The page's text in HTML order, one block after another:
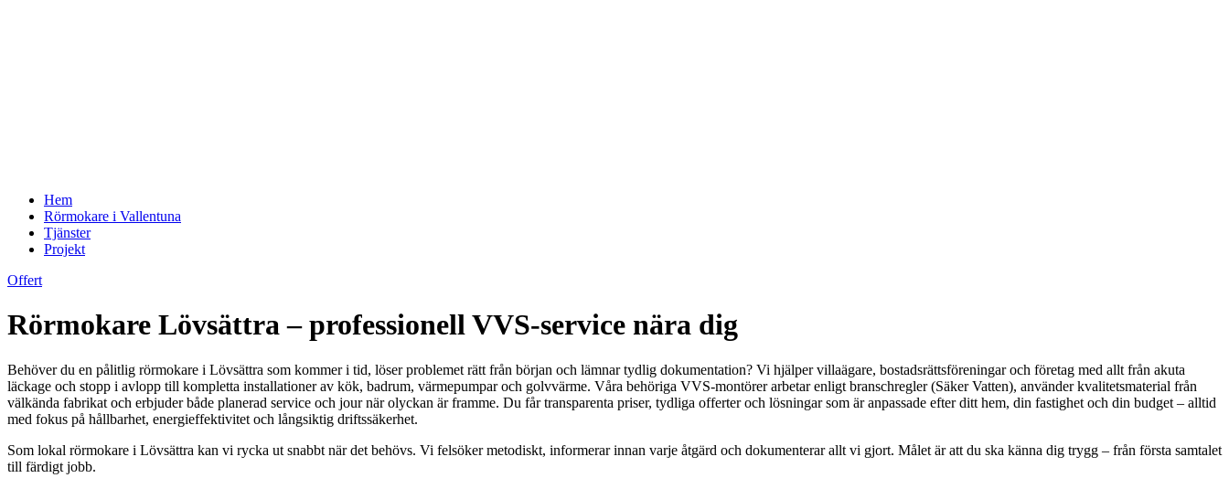
Hem
Rörmokare i Vallentuna
Tjänster
Projekt
Offert
Rörmokare Lövsättra – professionell VVS-service nära dig
Behöver du en pålitlig rörmokare i Lövsättra som kommer i tid, löser problemet rätt från början och lämnar tydlig dokumentation? Vi hjälper villaägare, bostadsrättsföreningar och företag med allt från akuta
läckage och stopp i avlopp till kompletta installationer av kök, badrum, värmepumpar och golvvärme. Våra behöriga VVS-montörer arbetar enligt branschregler (Säker Vatten), använder kvalitetsmaterial från
välkända fabrikat och erbjuder både planerad service och jour när olyckan är framme. Du får transparenta priser, tydliga offerter och lösningar som är anpassade efter ditt hem, din fastighet och din budget – alltid
med fokus på hållbarhet, energieffektivitet och långsiktig driftssäkerhet.
Som lokal rörmokare i Lövsättra kan vi rycka ut snabbt när det behövs. Vi felsöker metodiskt, informerar innan varje åtgärd och dokumenterar allt vi gjort. Målet är att du ska känna dig trygg – från första samtalet
till färdigt jobb.